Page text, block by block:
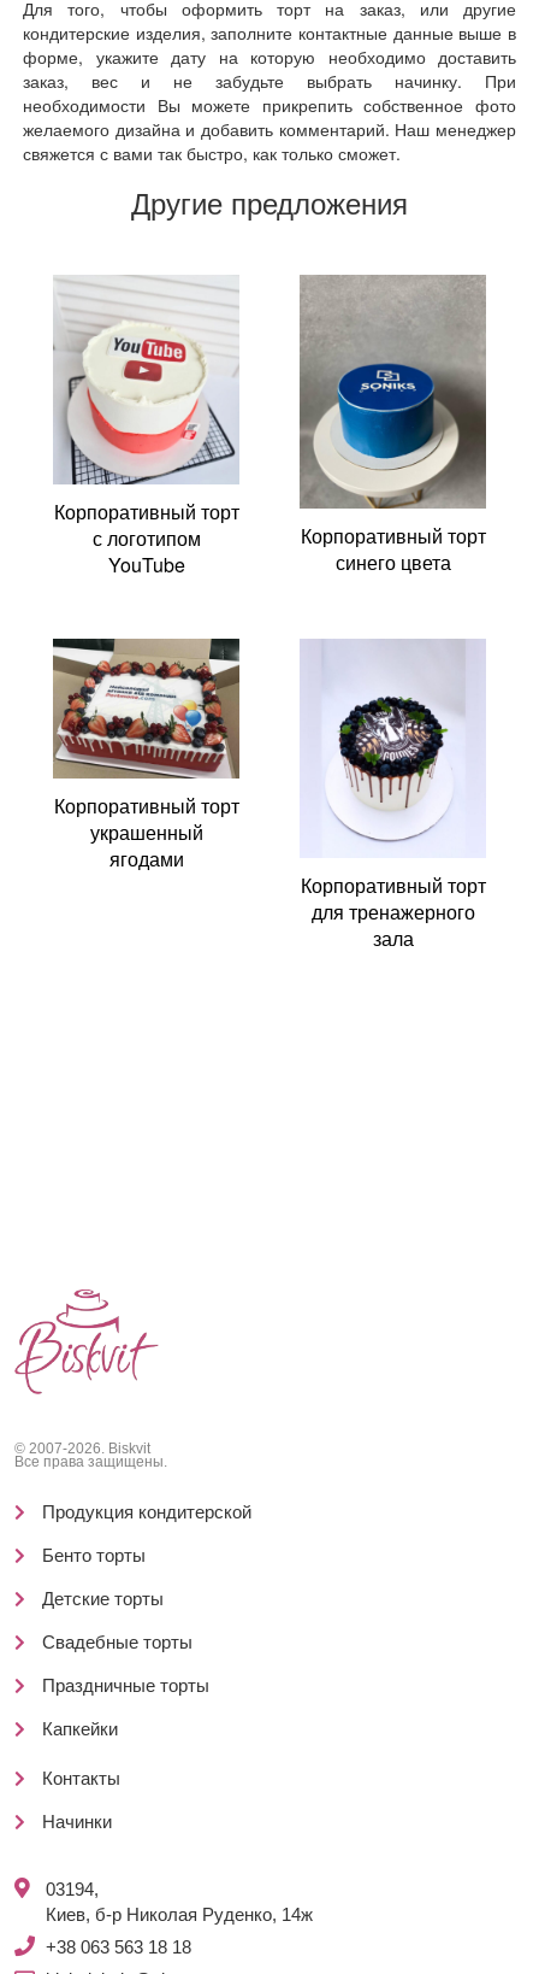
Для того, чтобы оформить торт на заказ, или другие
кондитерские изделия, заполните контактные данные выше в
форме, укажите дату на которую необходимо доставить
заказ, вес и не забудьте выбрать начинку. При
необходимости Вы можете прикрепить собственное фото
желаемого дизайна и добавить комментарий. Наш менеджер
свяжется с вами так быстро, как только сможет.
Другие предложения
Корпоративный торт
с логотипом
YouTube
Корпоративный торт
синего цвета
Корпоративный торт
украшенный
ягодами
Корпоративный торт
для тренажерного
зала
© 2007-2026. Biskvit
Все права защищены.
Продукция кондитерской
Бенто торты
Детские торты
Свадебные торты
Праздничные торты
Капкейки
Контакты
Начинки
03194,
Киев, б-р Николая Руденко, 14ж
+38 063 563 18 18